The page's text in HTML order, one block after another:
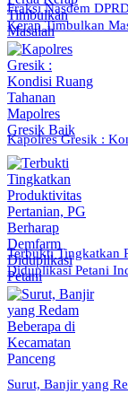
Fraksi Nasdem
Kerap Timbulkan
Kapolres Gresik :
Terbukti Tingkatkan
Diduplikasi Petani
Surut, Banjir yang